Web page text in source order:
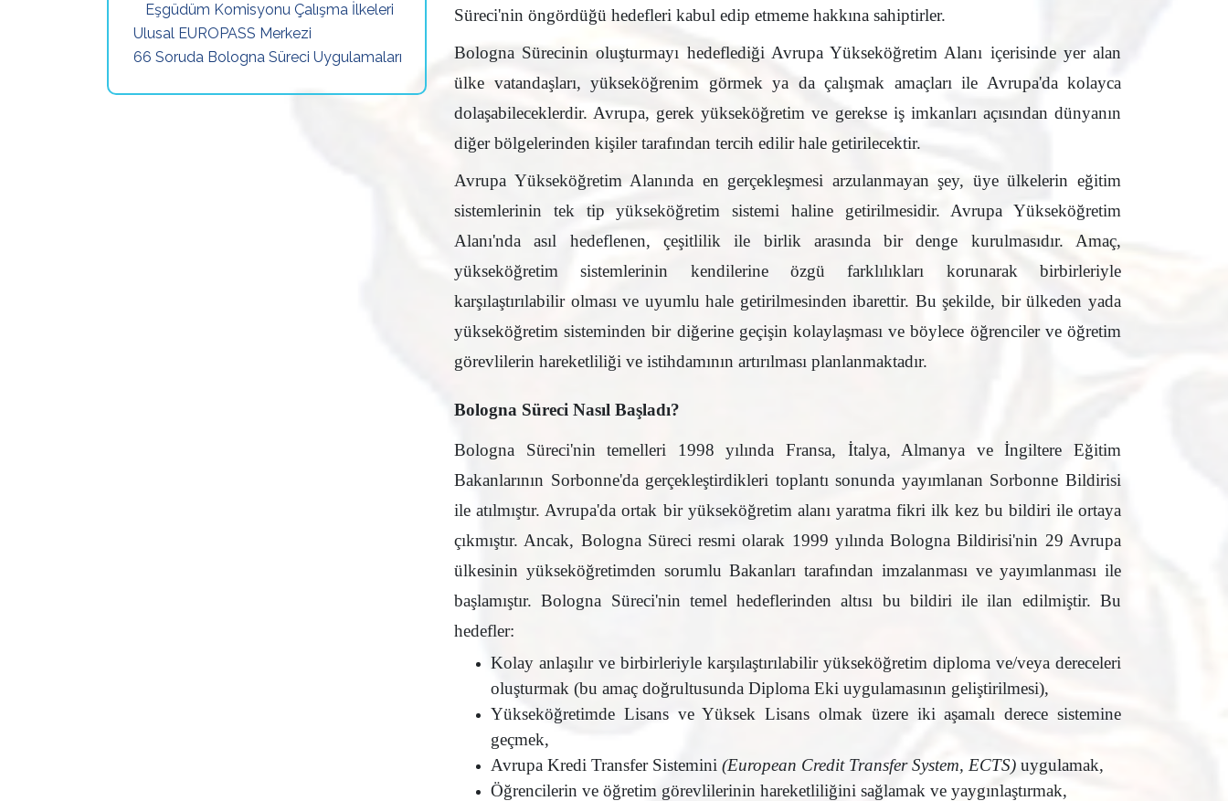
Eşgüdüm Komisyonu Çalışma İlkeleri
Ulusal EUROPASS Merkezi
66 Soruda Bologna Süreci Uygulamaları
Süreci'nin öngördüğü hedefleri kabul edip etmeme hakkına sahiptirler.
Bologna Sürecinin oluşturmayı hedeflediği Avrupa Yükseköğretim Alanı içerisinde yer alan
ülke vatandaşları, yükseköğrenim görmek ya da çalışmak amaçları ile Avrupa'da kolayca
dolaşabileceklerdir. Avrupa, gerek yükseköğretim ve gerekse iş imkanları açısından dünyanın
diğer bölgelerinden kişiler tarafından tercih edilir hale getirilecektir.
Avrupa Yükseköğretim Alanında en gerçekleşmesi arzulanmayan şey, üye ülkelerin eğitim
sistemlerinin tek tip yükseköğretim sistemi haline getirilmesidir. Avrupa Yükseköğretim
Alanı'nda asıl hedeflenen, çeşitlilik ile birlik arasında bir denge kurulmasıdır. Amaç,
yükseköğretim sistemlerinin kendilerine özgü farklılıkları korunarak birbirleriyle
karşılaştırılabilir olması ve uyumlu hale getirilmesinden ibarettir. Bu şekilde, bir ülkeden yada
yükseköğretim sisteminden bir diğerine geçişin kolaylaşması ve böylece öğrenciler ve öğretim
görevlilerin hareketliliği ve istihdamının artırılması planlanmaktadır.
Bologna Süreci Nasıl Başladı?
Bologna Süreci'nin temelleri 1998 yılında Fransa, İtalya, Almanya ve İngiltere Eğitim
Bakanlarının Sorbonne'da gerçekleştirdikleri toplantı sonunda yayımlanan Sorbonne Bildirisi
ile atılmıştır. Avrupa'da ortak bir yükseköğretim alanı yaratma fikri ilk kez bu bildiri ile ortaya
çıkmıştır. Ancak, Bologna Süreci resmi olarak 1999 yılında Bologna Bildirisi'nin 29 Avrupa
ülkesinin yükseköğretimden sorumlu Bakanları tarafından imzalanması ve yayımlanması ile
başlamıştır. Bologna Süreci'nin temel hedeflerinden altısı bu bildiri ile ilan edilmiştir. Bu
hedefler:
Kolay anlaşılır ve birbirleriyle karşılaştırılabilir yükseköğretim diploma ve/veya dereceleri
oluşturmak (bu amaç doğrultusunda Diploma Eki uygulamasının geliştirilmesi),
Yükseköğretimde Lisans ve Yüksek Lisans olmak üzere iki aşamalı derece sistemine
geçmek,
Avrupa Kredi Transfer Sistemini (European Credit Transfer System, ECTS) uygulamak,
Öğrencilerin ve öğretim görevlilerinin hareketliliğini sağlamak ve yaygınlaştırmak,